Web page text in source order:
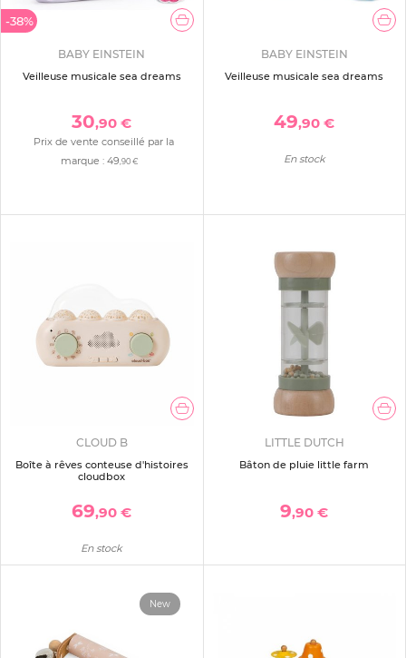
-38%
BABY EINSTEIN
Veilleuse musicale sea dreams
30,90 €
Prix de vente conseillé par la
marque :49,90 €
BABY EINSTEIN
Veilleuse musicale sea dreams
49,90 €
En stock
CLOUD B
Boîte à rêves conteuse d'histoires
cloudbox
69,90 €
En stock
LITTLE DUTCH
Bâton de pluie little farm
9,90 €
New